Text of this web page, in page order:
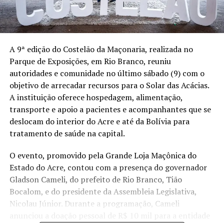
A 9ª edição do Costelão da Maçonaria, realizada no
Parque de Exposições, em Rio Branco, reuniu
autoridades e comunidade no último sábado (9) com o
objetivo de arrecadar recursos para o Solar das Acácias.
A instituição oferece hospedagem, alimentação,
transporte e apoio a pacientes e acompanhantes que se
deslocam do interior do Acre e até da Bolívia para
tratamento de saúde na capital.
O evento, promovido pela Grande Loja Maçônica do
Estado do Acre, contou com a presença do governador
Gladson Cameli, do prefeito de Rio Branco, Tião
Bocalom, e do presidente da Assembleia Legislativa,
Nicolau Júnior. Durante a programação, Cameli